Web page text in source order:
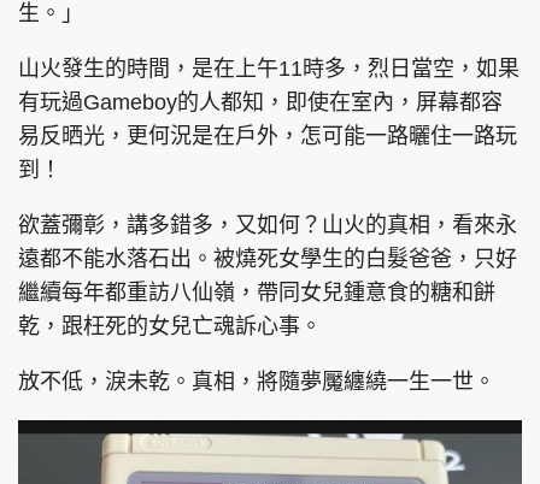
生。」
山火發生的時間，是在上午11時多，烈日當空，如果
有玩過Gameboy的人都知，即使在室內，屏幕都容
易反晒光，更何況是在戶外，怎可能一路曬住一路玩
到！
欲蓋彌彰，講多錯多，又如何？山火的真相，看來永
遠都不能水落石出。被燒死女學生的白髮爸爸，只好
繼續每年都重訪八仙嶺，帶同女兒鍾意食的糖和餅
乾，跟枉死的女兒亡魂訴心事。
放不低，淚未乾。真相，將隨夢魘纏繞一生一世。